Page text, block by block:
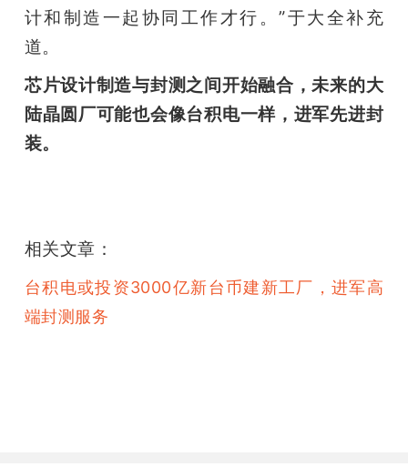
计和制造一起协同工作才行。”于大全补充
道。
芯片设计制造与封测之间开始融合，未来的大
陆晶圆厂可能也会像台积电一样，进军先进封
装。
相关文章：
台积电或投资3000亿新台币建新工厂，进军高
端封测服务